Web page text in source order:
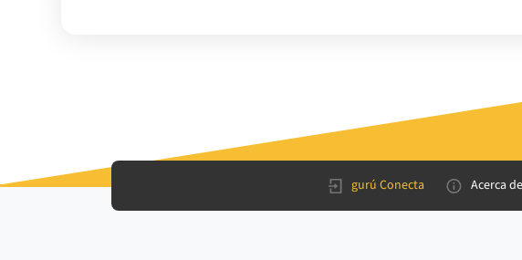
gurú Conecta Acerca